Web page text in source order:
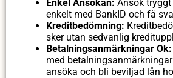
Enkel Ansökan: Ansök tryggt
enkelt med BankID och få
Kreditbedömning:
sker utan sedvanlig
Betalningsanmärkningar Ok:
med
ansöka och bli beviljad lån